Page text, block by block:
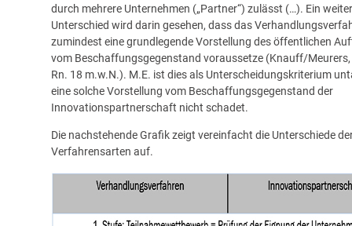
durch mehrere Unternehmen („Partner“) zulässt (…). Ein
Unterschied wird darin gesehen, dass das
zumindest eine grundlegende Vorstellung des öffentlichen
vom Beschaffungsgegenstand voraussetze (Knauff/Meurers,
Rn. 18 m.w.N.). M.E. ist dies als Unterscheidungskriterium
eine solche Vorstellung vom Beschaffungsgegenstand der
Innovationspartnerschaft nicht schadet.
Die nachstehende Grafik zeigt vereinfacht die Unterschiede
Verfahrensarten auf.